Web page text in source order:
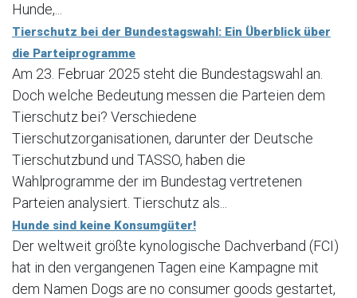
Hunde,...
Tierschutz bei der Bundestagswahl: Ein Überblick über
die Parteiprogramme
Am 23. Februar 2025 steht die Bundestagswahl an.
Doch welche Bedeutung messen die Parteien dem
Tierschutz bei? Verschiedene
Tierschutzorganisationen, darunter der Deutsche
Tierschutzbund und TASSO, haben die
Wahlprogramme der im Bundestag vertretenen
Parteien analysiert. Tierschutz als...
Hunde sind keine Konsumgüter!
Der weltweit größte kynologische Dachverband (FCI)
hat in den vergangenen Tagen eine Kampagne mit
dem Namen Dogs are no consumer goods gestartet,